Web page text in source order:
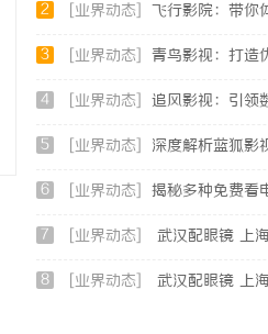
2 [业界动态] 飞行影院：带你体验空中沉浸式视
3 [业界动态] 青鸟影视：打造优质观影
4 [业界动态] 追风影视：引领数字娱乐新时
5 [业界动态] 深度解析蓝狐影视：引领数字
6 [业界动态] 揭秘多种免费看电影的实
7 [业界动态] 武汉配眼镜 上
8 [业界动态] 武汉配眼镜 上